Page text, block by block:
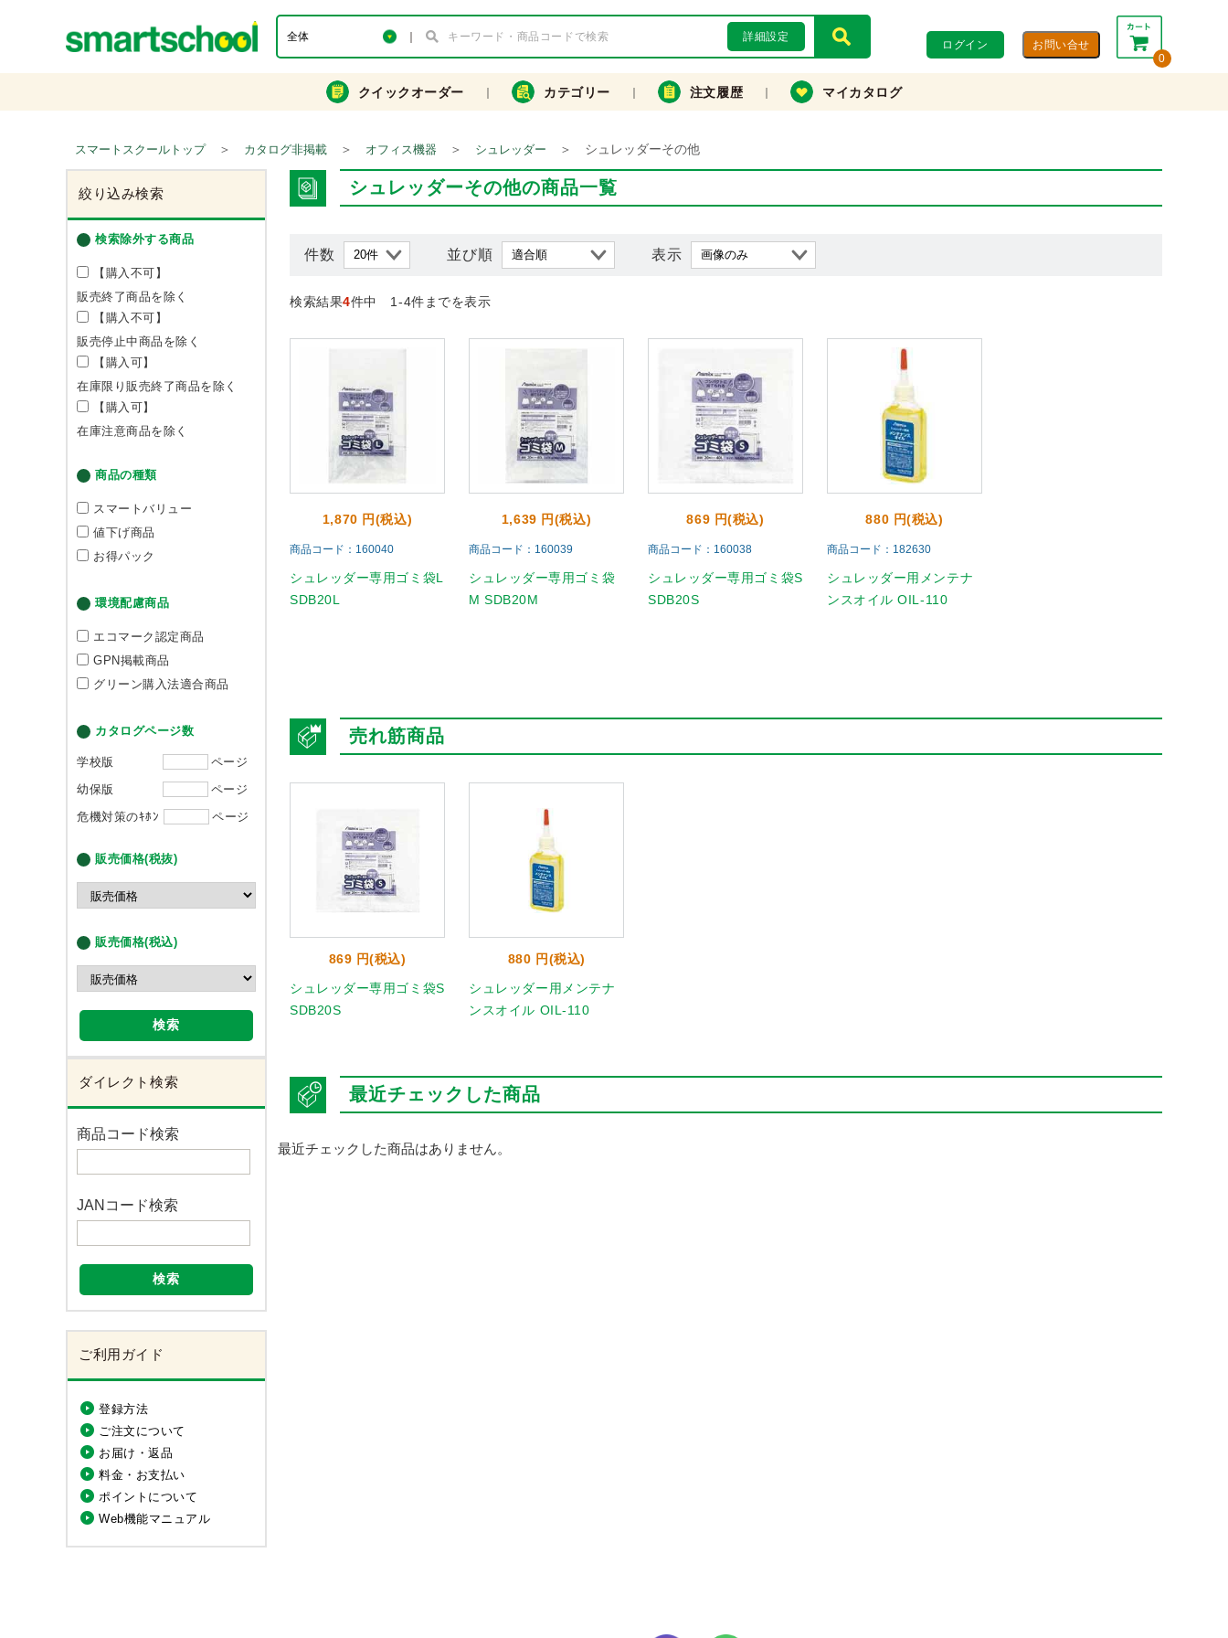
詳細設定
ログイン
0
合計： 0円
カートを見る・注文する
クイックオーダー カテゴリー 注文履歴 マイカタログ
スマートスクールトップ ＞ カタログ非掲載 ＞ オフィス機器 ＞ シュレッダー ＞ シュレッダーその他
絞り込み検索
検索除外する商品
【購入不可】
販売終了商品を除く
【購入不可】
販売停止中商品を除く
【購入可】
在庫限り販売終了商品を除く
【購入可】
在庫注意商品を除く
商品の種類
スマートバリュー
値下げ商品
お得パック
環境配慮商品
エコマーク認定商品
GPN掲載商品
グリーン購入法適合商品
カタログページ数
学校版
ページ
幼保版
ページ
危機対策のｷﾎﾝ
ページ
販売価格(税抜)
販売価格(税込)
検索
ダイレクト検索
商品コード検索
JANコード検索
検索
ご利用ガイド
登録方法
ご注文について
お届け・返品
料金・お支払い
ポイントについて
Web機能マニュアル
シュレッダーその他の商品一覧
件数 並び順 表示
検索結果4件中 1-4件までを表示
1,870 円(税込)
商品コード：160040
シュレッダー専用ゴミ袋L
SDB20L
1,639 円(税込)
商品コード：160039
シュレッダー専用ゴミ袋
M SDB20M
869 円(税込)
商品コード：160038
シュレッダー専用ゴミ袋S
SDB20S
880 円(税込)
商品コード：182630
シュレッダー用メンテナ
ンスオイル OIL-110
売れ筋商品
869 円(税込)
シュレッダー専用ゴミ袋S
SDB20S
880 円(税込)
シュレッダー用メンテナ
ンスオイル OIL-110
最近チェックした商品
最近チェックした商品はありません。